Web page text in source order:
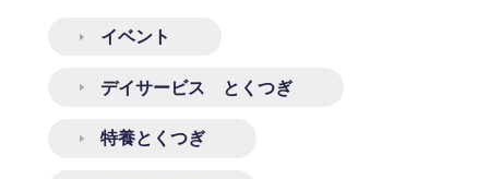
イベント
デイサービス とくつぎ
特養とくつぎ